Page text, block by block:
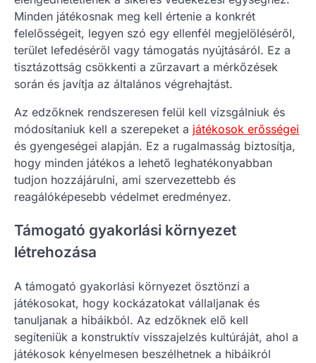
Minden játékosnak meg kell értenie a konkrét
felelősségeit, legyen szó egy ellenfél megjelöléséről,
terület lefedéséről vagy támogatás nyújtásáról. Ez a
tisztázottság csökkenti a zűrzavart a mérkőzések
során és javítja az általános végrehajtást.
Az edzőknek rendszeresen felül kell vizsgálniuk és
módosítaniuk kell a szerepeket a játékosok erősségei
és gyengeségei alapján. Ez a rugalmasság biztosítja,
hogy minden játékos a lehető leghatékonyabban
tudjon hozzájárulni, ami szervezettebb és
reagálóképesebb védelmet eredményez.
Támogató gyakorlási környezet
létrehozása
A támogató gyakorlási környezet ösztönzi a
játékosokat, hogy kockázatokat vállaljanak és
tanuljanak a hibáikból. Az edzőknek elő kell
segíteniük a konstruktív visszajelzés kultúráját, ahol a
játékosok kényelmesen beszélhetnek a hibáikról